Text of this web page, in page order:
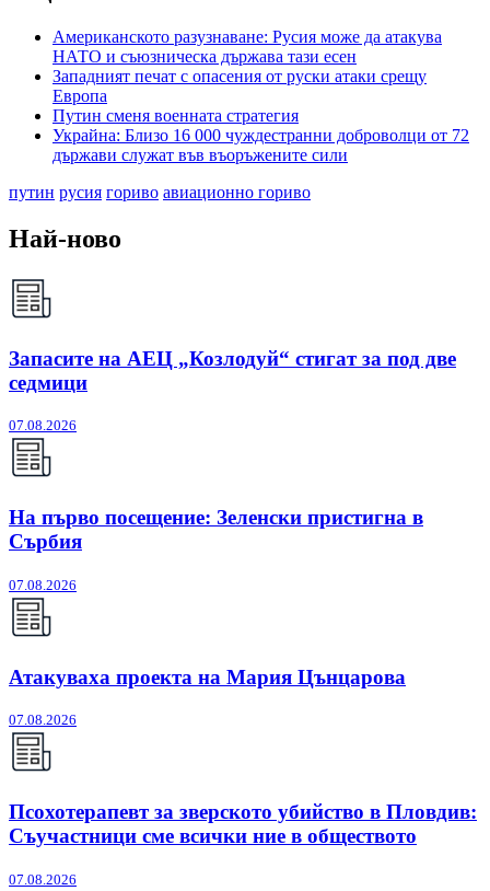
Американското разузнаване: Русия може да атакува
НАТО и съюзническа държава тази есен
Западният печат с опасения от руски атаки срещу
Европа
Путин сменя военната стратегия
Украйна: Близо 16 000 чуждестранни доброволци от 72
държави служат във въоръжените сили
путин русия гориво авиационно гориво
Най-ново
Запасите на АЕЦ „Козлодуй“ стигат за под две
седмици
07.08.2026
На първо посещение: Зеленски пристигна в
Сърбия
07.08.2026
Атакуваха проекта на Мария Цънцарова
07.08.2026
Псохотерапевт за зверското убийство в Пловдив:
Съучастници сме всички ние в обществото
07.08.2026